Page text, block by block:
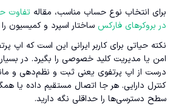
برای انتخاب نوع حساب مناسب، مقاله
در بروکرهای فارکس ساختار اسپرد و کمیسیون
نکته حیاتی برای کاربر ایرانی این است که اپ
امن یا مدیریت کلید خصوصی را بگیرد. در
درست از اپ پرتفوی یعنی ثبت و نظم‌دهی و
کنترل دارایی. هر جا اتصال مستقیم داده یا
سطح دسترسی‌ها را حداقلی نگه دارید.